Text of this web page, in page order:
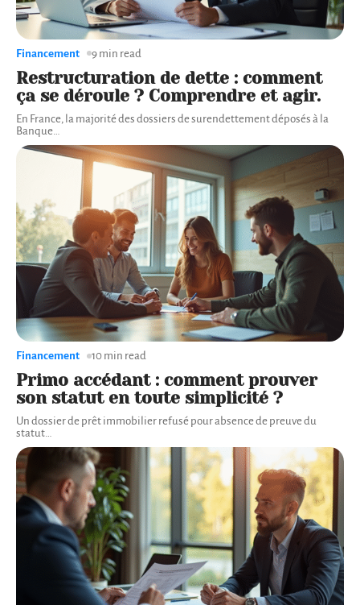
Restructuration de dette : comment
ça se déroule ? Comprendre et agir.
En France, la majorité des dossiers de surendettement déposés à la
Banque
Financement 9 min read
Primo accédant : comment prouver
son statut en toute simplicité ?
Un dossier de prêt immobilier refusé pour absence de preuve du
statut…
Financement 10 min read